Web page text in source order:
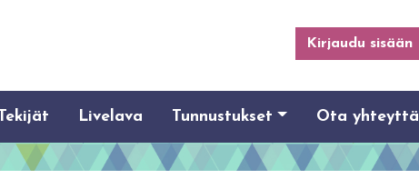
Kirjaudu sisään
Tekijät Livelava Tunnustukset Ota yhteyttä